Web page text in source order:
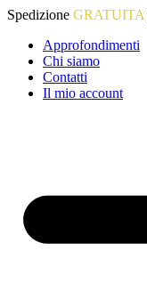
Vai
contenuto
Spedizione GRATUITA
Approfondimenti
Chi siamo
Contatti
Il mio account